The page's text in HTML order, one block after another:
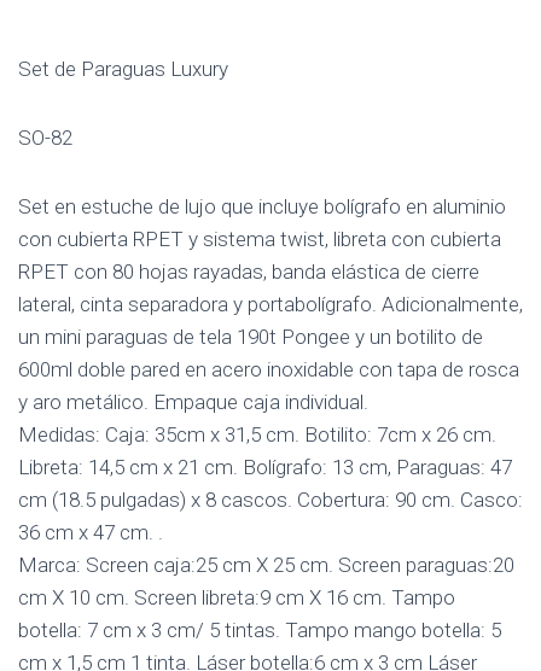
Set de Paraguas Luxury
SO-82
Set en estuche de lujo que incluye bolígrafo en aluminio
con cubierta RPET y sistema twist, libreta con cubierta
RPET con 80 hojas rayadas, banda elástica de cierre
lateral, cinta separadora y portabolígrafo. Adicionalmente,
un mini paraguas de tela 190t Pongee y un botilito de
600ml doble pared en acero inoxidable con tapa de rosca
y aro metálico. Empaque caja individual.
Medidas: Caja: 35cm x 31,5 cm. Botilito: 7cm x 26 cm.
Libreta: 14,5 cm x 21 cm. Bolígrafo: 13 cm, Paraguas: 47
cm (18.5 pulgadas) x 8 cascos. Cobertura: 90 cm. Casco:
36 cm x 47 cm. .
Marca: Screen caja:25 cm X 25 cm. Screen paraguas:20
cm X 10 cm. Screen libreta:9 cm X 16 cm. Tampo
botella: 7 cm x 3 cm/ 5 tintas. Tampo mango botella: 5
cm x 1,5 cm 1 tinta. Láser botella:6 cm x 3 cm Láser